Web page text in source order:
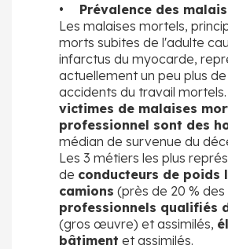
• Prévalence des
Les malaises mortels,
morts subites de l'adulte
infarctus du myocarde,
actuellement un peu plus
accidents du travail mortels.
victimes de malaises
professionnel sont des
médian de survenue du
Les 3 métiers les plus
de conducteurs de poids
camions (près de 20 % des
professionnels qualifiés
(gros œuvre) et assimilés,
bâtiment et assimilés.